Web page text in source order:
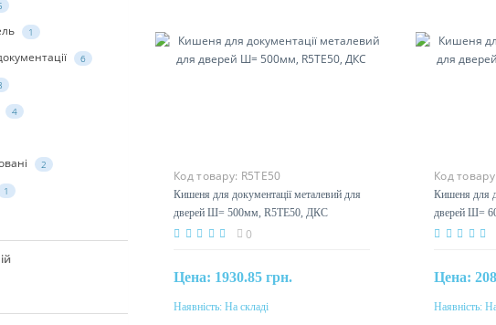
1
Код товару: R5TE50
Кишеня для документації металевий для
дверей Ш= 500мм, R5TE50, ДКС
0
Цена: 1930.85 грн.
Купити
Наявність: На складі
Код товару:
Кишеня для
дверей Ш=
Цена:
Наявність: